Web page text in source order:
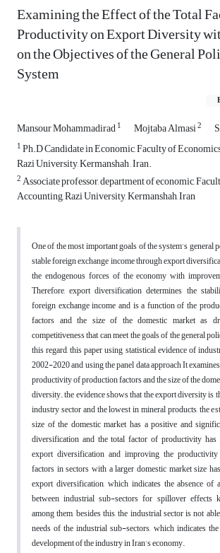
Examining the Effect of the Total
Productivity on Export Diversity
on the Objectives of the General
System
Mansour Mohammadirad1 Mojtaba Almasi2
1Ph.D Candidate in Economic, Faculty of
Razi University, Kermanshah , Iran.
2Associate professor, department of economic,
Accounting, Razi University, Kermanshah, Iran
One of the most important goals of the system's general
stable foreign exchange income through export
the endogenous forces of the economy with
Therefore, export diversification determines the
foreign exchange income and is a function of the
factors and the size of the domestic market as
competitiveness that can meet the goals of the general
this regard, this paper using statistical evidence of
2002-2020 and using the panel data approach It
productivity of production factors and the size of the
diversity. the evidence shows that the export diversity is
industry sector and the lowest in mineral products, the
size of the domestic market has a positive and
diversification and the total factor of productivity has
export diversification and improving the
factors in sectors with a larger domestic market size
export diversification, which indicates the absence of
between industrial sub-sectors for spillover effects
among them, besides this, the industrial sector is not
needs of the industrial sub-sectors, which indicates
development of the industry in Iran's economy.